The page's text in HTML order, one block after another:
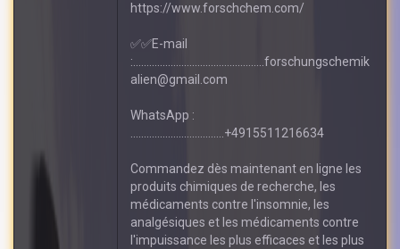
https://www.forschchem.com/
✅✅E-mail
:.................................................forschungschemik
alien@gmail.com
WhatsApp :
...................................+4915511216634
Commandez dès maintenant en ligne les
produits chimiques de recherche, les
médicaments contre l'insomnie, les
analgésiques et les médicaments contre
l'impuissance les plus efficaces et les plus